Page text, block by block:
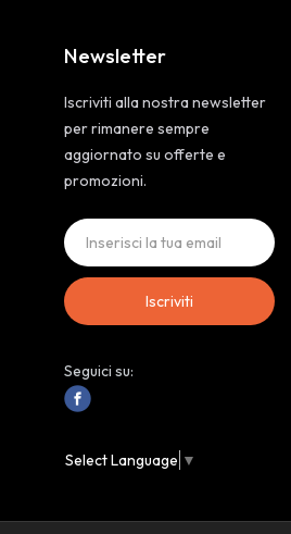
Newsletter
Iscriviti alla nostra newsletter
per rimanere sempre
aggiornato su offerte e
promozioni.
Iscriviti
Seguici su:
Select Language ▼